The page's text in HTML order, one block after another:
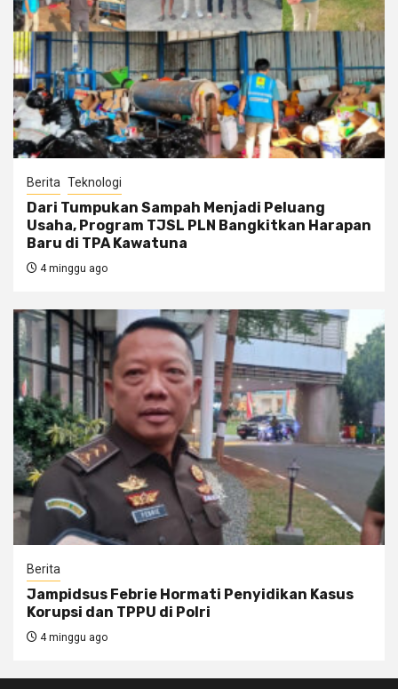
Berita Teknologi
Dari Tumpukan Sampah Menjadi Peluang
Usaha, Program TJSL PLN Bangkitkan Harapan
Baru di TPA Kawatuna
4 minggu ago
Berita
Jampidsus Febrie Hormati Penyidikan Kasus
Korupsi dan TPPU di Polri
4 minggu ago